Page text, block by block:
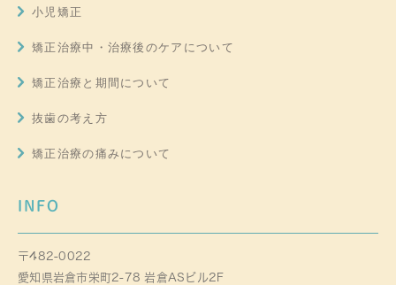
小児矯正
矯正治療中・治療後のケアについて
矯正治療と期間について
抜歯の考え方
矯正治療の痛みについて
INFO
〒482-0022
愛知県岩倉市栄町2-78 岩倉ASビル2F